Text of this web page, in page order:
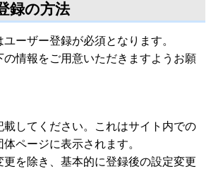
録の方法
ーザー登録が必須となります。
の情報をご用意いただきますようお願
載してください。これはサイト内での
ページに表示されます。
更を除き、基本的に登録後の設定変更